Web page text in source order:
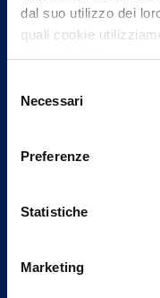
dal suo utilizzo dei
quali cookie
più su chi siamo,
può trovare nel footer
delNecessari
Preferenze
Statistiche
Marketing
Contattaci